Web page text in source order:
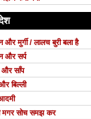
और मुर्गी / लालच बुरी बला है
और सर्प
साँप
बिल्ली
मगर सोच समझ कर